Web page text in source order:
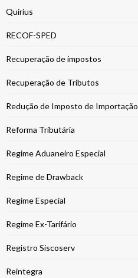
Quirius
RECOF-SPED
Recuperação de impostos
Recuperação de Tributos
Redução de Imposto de Importação
Reforma Tributária
Regime Aduaneiro Especial
Regime de Drawback
Regime Especial
Regime Ex-Tarifário
Registro Siscoserv
Reintegra